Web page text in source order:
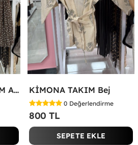
ETEKLİ ŞİFON TAKIM Acı Kahve KİMONA TAKIM Bej
0 Değerlendirme
800 TL
SEPETE EKLE